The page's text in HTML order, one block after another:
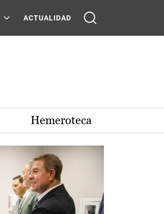
ACTUALIDAD
Hemeroteca